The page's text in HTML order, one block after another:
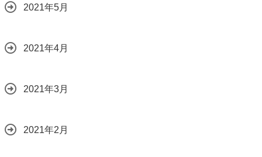
2021年5月
2021年4月
2021年3月
2021年2月